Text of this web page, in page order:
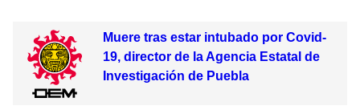
Muere tras estar intubado por Covid-
19, director de la Agencia Estatal de
Investigación de Puebla